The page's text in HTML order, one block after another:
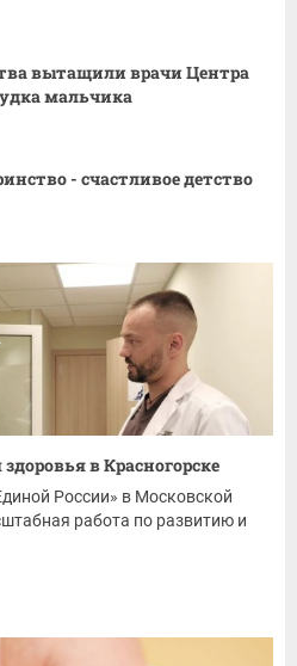
вытащили врачи Центра
мальчика
- счастливое детство
в Красногорске
России» в Московской
работа по развитию и